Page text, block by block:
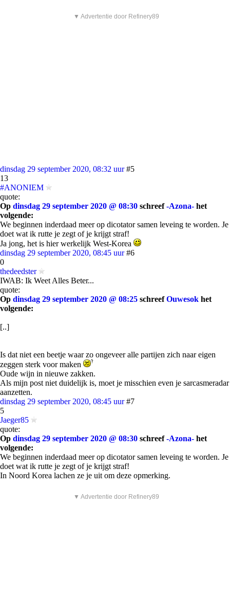
▼ Advertentie door Refinery89
dinsdag 29 september 2020, 08:32 uur #5
13
#ANONIEM
quote:
Op dinsdag 29 september 2020 @ 08:30 schreef-Azona- het
volgende:
We beginnen inderdaad meer op dicotator samen leveing te worden. Je
doet wat ik rutte je zegt of je krijgt straf!
Ja jong, het is hier werkelijk West-Korea
dinsdag 29 september 2020, 08:45 uur #6
0
thedeedster
IWAB: Ik Weet Alles Beter...
quote:
Op dinsdag 29 september 2020 @ 08:25 schreefOuwesok het
volgende:
[..]
Is dat niet een beetje waar zo ongeveer alle partijen zich naar eigen
zeggen sterk voor maken
Oude wijn in nieuwe zakken.
Als mijn post niet duidelijk is, moet je misschien even je sarcasmeradar
aanzetten.
dinsdag 29 september 2020, 08:45 uur #7
5
Jaeger85
quote:
Op dinsdag 29 september 2020 @ 08:30 schreef-Azona- het
volgende:
We beginnen inderdaad meer op dicotator samen leveing te worden. Je
doet wat ik rutte je zegt of je krijgt straf!
In Noord Korea lachen ze je uit om deze opmerking.
▼ Advertentie door Refinery89